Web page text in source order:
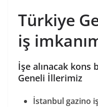
Türkiye
iş
İşe alınacak kons
Geneli İllerimiz
İstanbul gazino